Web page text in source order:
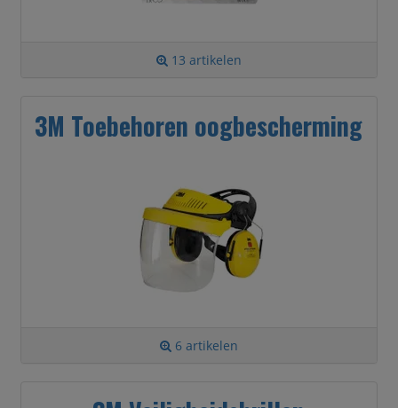
13 artikelen
3M Toebehoren oogbescherming
6 artikelen